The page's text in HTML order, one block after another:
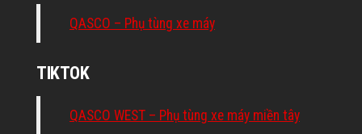
QASCO – Phụ tùng xe máy
TIKTOK
QASCO WEST – Phụ tùng xe máy miền tây